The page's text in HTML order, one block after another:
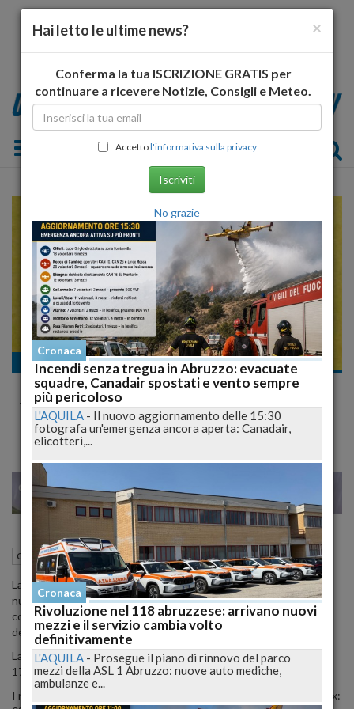
Toggle navigation
Cronaca
L'Aquila, la Siae cambia sede. i nuovi locali in
Viale della Croce Rossa
MILANO 23
Cronaca L'Aquila (AQ) 02 Ottobre 2012 13:14
La SIAE - Società Italiana degli Autori ed Editori - per opera del
nuovo mandatario per il territorio aquilano Avv.Andrea Tatafiore
comunica che la nuova sede dell’agenzia SIAE è ubicata in Viale
della Croce Rossa n. 34, presso il parcheggio della LEIPECA.
La sede sarà aperta il martedì e il giovedì dalle ore 14.30 alle ore
17.30, ed il mercoledì e il venerdì dalle ore 9.30 alle 12.30.
I recapiti della nuova agenzia sono i seguenti : tel: 0862 62308; fax:
×
Hai letto le ultime news?
Conferma la tua ISCRIZIONE GRATIS per
continuare a ricevere Notizie, Consigli e Meteo.
Accettol'informativa sulla privacy
Iscriviti
No grazie
Cronaca
Incendi senza tregua in Abruzzo: evacuate
squadre, Canadair spostati e vento sempre
più pericoloso
L'AQUILA - Il nuovo aggiornamento delle 15:30
fotografa un'emergenza ancora aperta: Canadair,
elicotteri,...
Cronaca
Rivoluzione nel 118 abruzzese: arrivano nuovi
mezzi e il servizio cambia volto
definitivamente
L'AQUILA - Prosegue il piano di rinnovo del parco
mezzi della ASL 1 Abruzzo: nuove auto mediche,
ambulanze e...